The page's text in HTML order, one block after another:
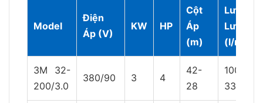
Model
Điện
Áp (V)
KW HP
Cột
Áp
(m)
Lưu
Lượng
(l/min)
3M 32-
200/3.0
380/90 3 4
42-
28
100-
333